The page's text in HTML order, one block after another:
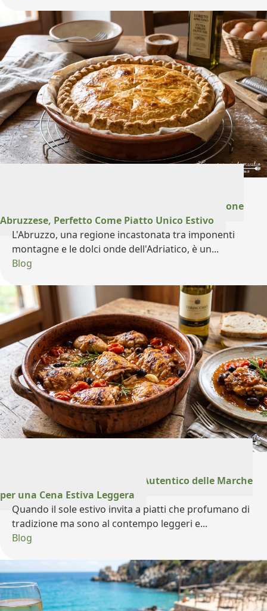
Il Fiadone Abruzzese Salato: Sapore di Tradizione
Abruzzese, Perfetto Come Piatto Unico Estivo
L'Abruzzo, una regione incastonata tra imponenti
montagne e le dolci onde dell'Adriatico, è un...
Blog
Pollo in Potacchio: Il Gusto Autentico delle Marche
per una Cena Estiva Leggera
Quando il sole estivo invita a piatti che profumano di
tradizione ma sono al contempo leggeri e...
Blog